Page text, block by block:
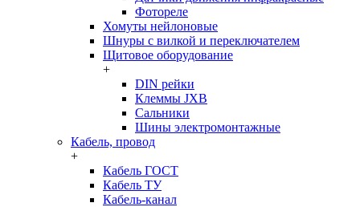
Фотореле
Хомуты нейлоновые
Шнуры с вилкой и переключателем
Щитовое оборудование
+
DIN рейки
Клеммы JXB
Сальники
Шины электромонтажные
Кабель, провод
+
Кабель ГОСТ
Кабель ТУ
Кабель-канал